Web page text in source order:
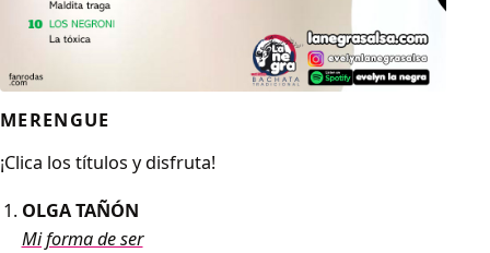
MERENGUE
¡Clica los títulos y disfruta!
OLGA TAÑÓN
Mi forma de ser